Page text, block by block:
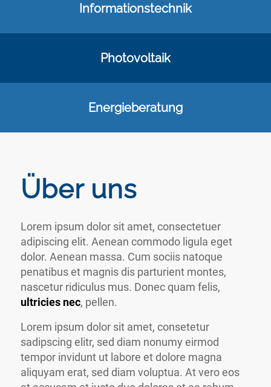
Informationstechnik
Photovoltaik
Energieberatung
Über uns
Lorem ipsum dolor sit amet, consectetuer
adipiscing elit. Aenean commodo ligula eget
dolor. Aenean massa. Cum sociis natoque
penatibus et magnis dis parturient montes,
nascetur ridiculus mus. Donec quam felis,
ultricies nec, pellen.
Lorem ipsum dolor sit amet, consetetur
sadipscing elitr, sed diam nonumy eirmod
tempor invidunt ut labore et dolore magna
aliquyam erat, sed diam voluptua. At vero eos